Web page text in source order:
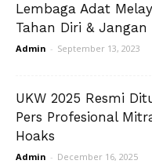
Lembaga Adat
Tahan Diri & Jangan
Admin - September 13, 2023
UKW 2025 Resmi
Pers Profesional
Hoaks
Admin - December 16, 2025